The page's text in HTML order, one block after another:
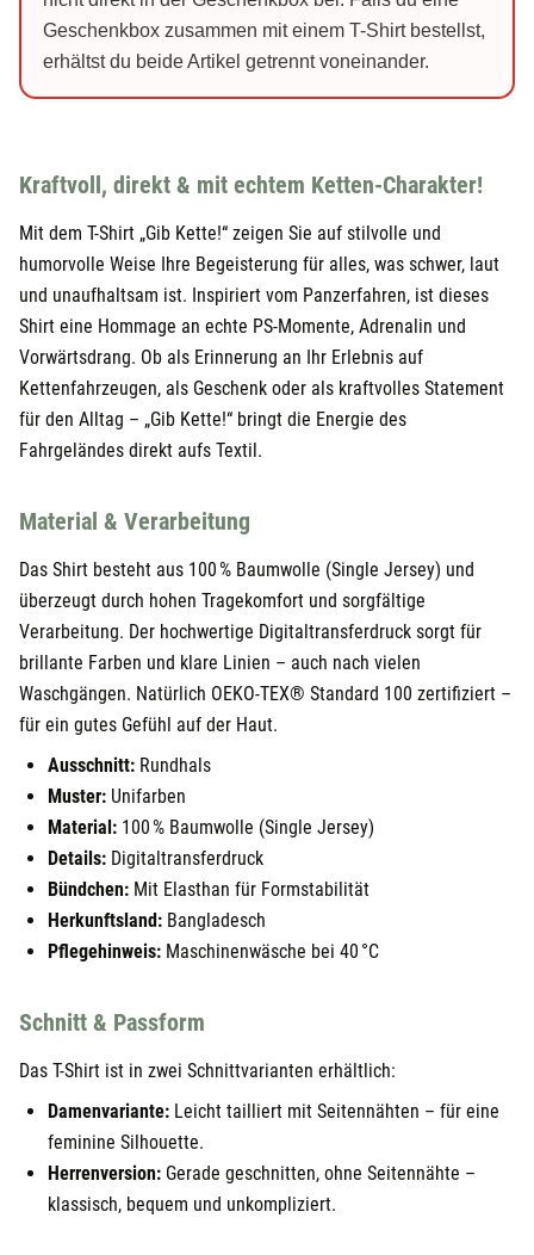
29,90 €
Schwarz XL 24,95 €29,90 €
Weiß S 24,95 € 29,90 €
Weiß M 24,95 € 29,90 €
Weiß L 24,95 €29,90 €
Weiß XL 24,95 €29,90 €
24,95 € 29,90 €
Geschenkbox zusammen mit einem T-Shirt bestellst,
erhältst du beide Artikel getrennt voneinander.
Kraftvoll, direkt & mit echtem Ketten-Charakter!
Mit dem T-Shirt „Gib Kette!“ zeigen Sie auf stilvolle und
humorvolle Weise Ihre Begeisterung für alles, was schwer, laut
und unaufhaltsam ist. Inspiriert vom Panzerfahren, ist dieses
Shirt eine Hommage an echte PS-Momente, Adrenalin und
Vorwärtsdrang. Ob als Erinnerung an Ihr Erlebnis auf
Kettenfahrzeugen, als Geschenk oder als kraftvolles Statement
für den Alltag – „Gib Kette!“ bringt die Energie des
Fahrgeländes direkt aufs Textil.
Material & Verarbeitung
Das Shirt besteht aus 100 % Baumwolle (Single Jersey) und
überzeugt durch hohen Tragekomfort und sorgfältige
Verarbeitung. Der hochwertige Digitaltransferdruck sorgt für
brillante Farben und klare Linien – auch nach vielen
Waschgängen. Natürlich OEKO-TEX® Standard 100 zertifiziert –
für ein gutes Gefühl auf der Haut.
Ausschnitt: Rundhals
Muster: Unifarben
Material: 100 % Baumwolle (Single Jersey)
Details: Digitaltransferdruck
Bündchen: Mit Elasthan für Formstabilität
Herkunftsland: Bangladesch
Pflegehinweis: Maschinenwäsche bei 40 °C
Schnitt & Passform
Das T-Shirt ist in zwei Schnittvarianten erhältlich:
Damenvariante: Leicht tailliert mit Seitennähten – für eine
feminine Silhouette.
Herrenversion: Gerade geschnitten, ohne Seitennähte –
klassisch, bequem und unkompliziert.